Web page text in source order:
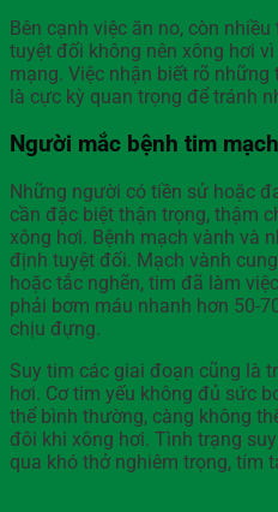
Bên cạnh việc ăn no, còn
tuyệt đối không nên xông hơi
mạng. Việc nhận biết rõ
là cực kỳ quan trọng để tránh
Người mắc bệnh tim mạch
Những người có tiền sử hoặc
cần đặc biệt thận trọng, thậm
xông hơi. Bệnh mạch vành và
định tuyệt đối. Mạch vành
hoặc tắc nghẽn, tim đã làm
phải bơm máu nhanh hơn 50-
chịu đựng.
Suy tim các giai đoạn cũng là
hơi. Cơ tim yếu không đủ sức
thể bình thường, càng không
đôi khi xông hơi. Tình trạng
qua khó thở nghiêm trọng, tím